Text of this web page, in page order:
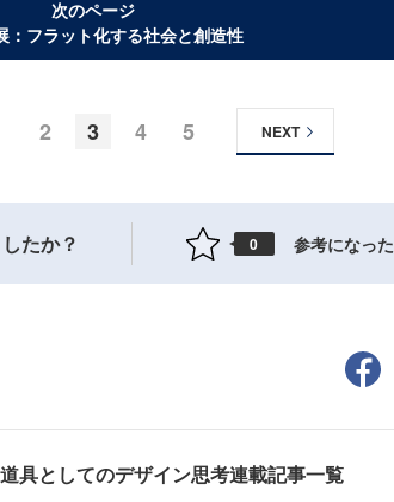
次のページ
：フラット化する社会と創造性
2 3 4 5 NEXT
たか？ 0 参考になった
具としてのデザイン思考連載記事一覧